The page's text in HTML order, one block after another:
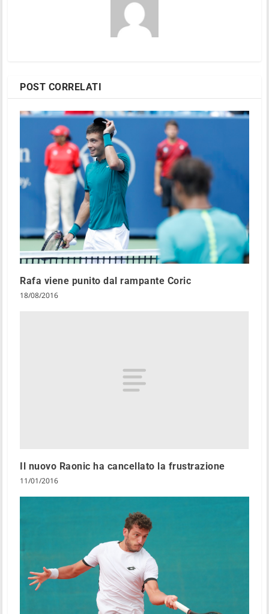
POST CORRELATI
Rafa viene punito dal rampante Coric
18/08/2016
Il nuovo Raonic ha cancellato la frustrazione
11/01/2016